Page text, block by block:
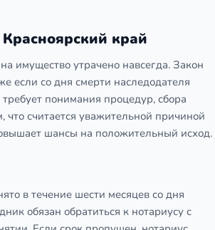
край
имущество утрачено навсегда. Закон
если со дня смерти наследодателя
понимания процедур, сбора
считается уважительной причиной
шансы на положительный исход.
в течение шести месяцев со дня
обязан обратиться к нотариусу с